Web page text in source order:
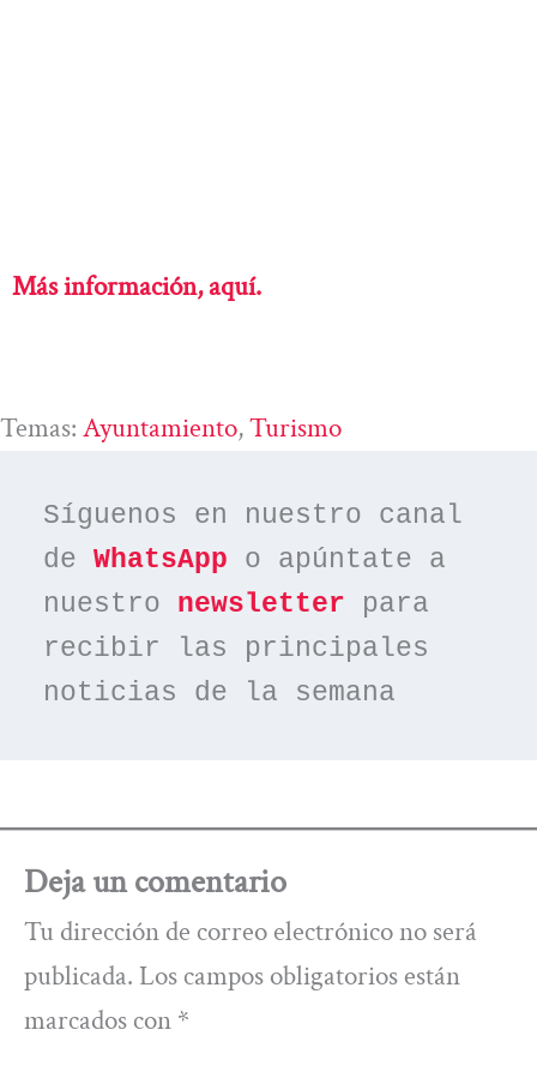
Más información, aquí.
Temas: Ayuntamiento, Turismo
Síguenos en nuestro canal
de WhatsApp o apúntate a
nuestro newsletter para
recibir las principales
noticias de la semana
Deja un comentario
Tu dirección de correo electrónico no será
publicada. Los campos obligatorios están
marcados con *